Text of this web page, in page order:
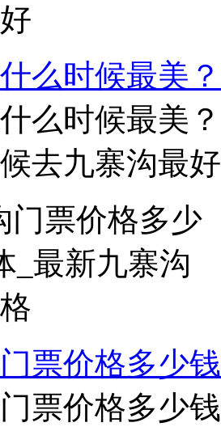
么时候最美
么时候最美
去九寨沟最
票价格多少
票价格多少